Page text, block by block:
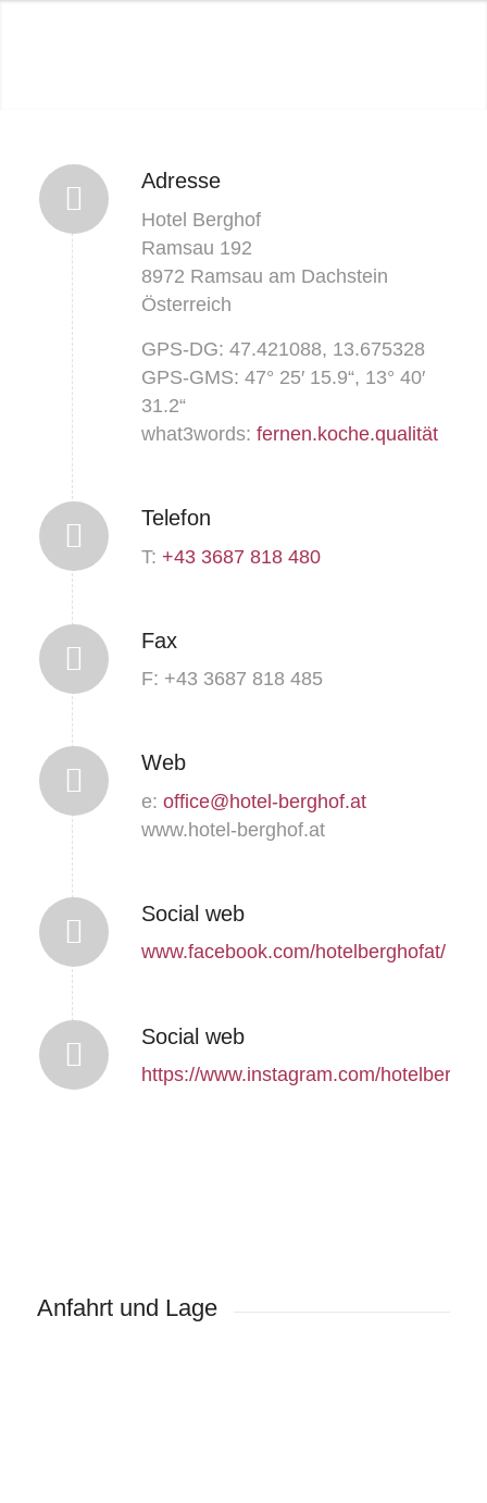
Adresse
Hotel Berghof
Ramsau 192
8972 Ramsau am Dachstein
Österreich
GPS-DG: 47.421088, 13.675328
GPS-GMS: 47° 25′ 15.9“, 13° 40′
31.2“
what3words: fernen.koche.qualität
Telefon
T: +43 3687 818 480
Fax
F: +43 3687 818 485
Web
e: office@hotel-berghof.at
www.hotel-berghof.at
Social web
www.facebook.com/hotelberghofat/
Social web
https://www.instagram.com/
Anfahrt und Lage